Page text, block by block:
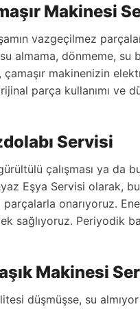
Makinesi
vazgeçilmez
almama, dönmeme, su
makinenizin
parça kullanımı ve
Servisi
çalışması ya
Eşya Servisi olarak,
parçalarla onarıyoruz.
sağlıyoruz. Periyodik
Makinesi
düşmüşse, su